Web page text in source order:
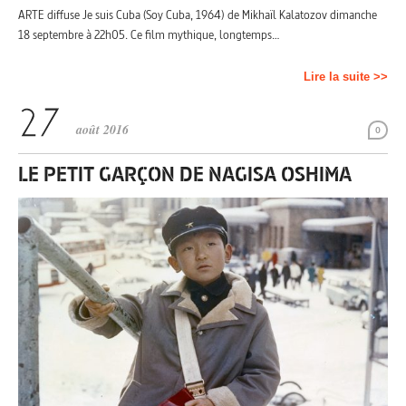
ARTE diffuse Je suis Cuba (Soy Cuba, 1964) de Mikhaïl Kalatozov dimanche
18 septembre à 22h05. Ce film mythique, longtemps…
Lire la suite >>
0
août 2016
LE PETIT GARÇON DE NAGISA OSHIMA